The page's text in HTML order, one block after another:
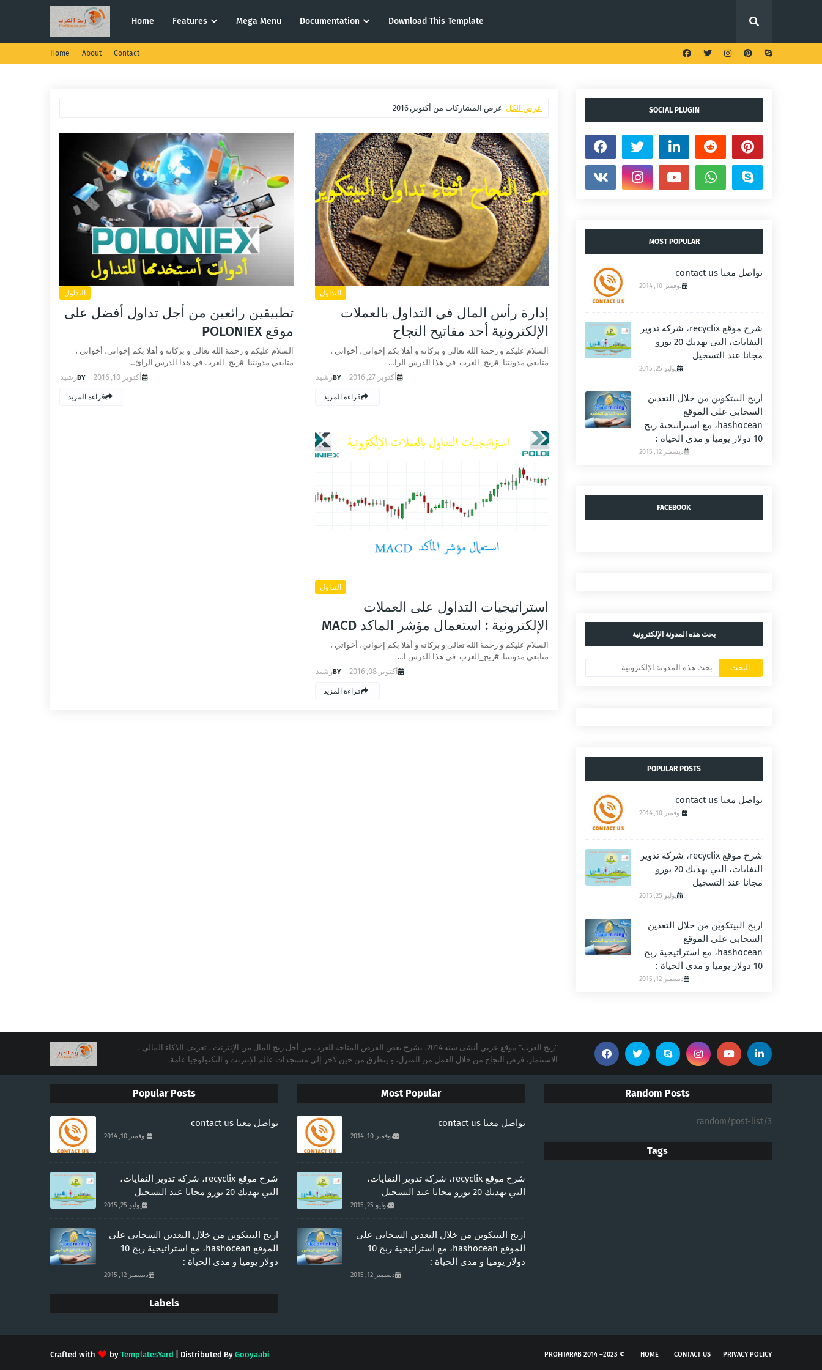
Home Features Mega Menu Documentation Download This Template
Home About Contact
عرض المشاركات من أكتوبر, 2016 عرض الكل
التداول
إدارة رأس المال في التداول بالعملات
الإلكترونية أحد مفاتيح النجاح
السلام عليكم و رحمة الله تعالى و بركاته و أهلا بكم إخواني، أخواتي ،
متابعي مدونتنا #ربح_العرب في هذا الدرس الرا…
رشيد
أكتوبر 27, 2016
قراءة المزيد
التداول
تطبيقين رائعين من أجل تداول أفضل على
موقع POLONIEX
السلام عليكم و رحمة الله تعالى و بركاته و أهلا بكم إخواني، أخواتي ،
متابعي مدونتنا #ربح_العرب في هذا الدرس الرائ…
رشيد
أكتوبر 10, 2016
قراءة المزيد
التداول
استراتيجيات التداول على العملات
الإلكترونية : استعمال مؤشر الماكد MACD
السلام عليكم و رحمة الله تعالى و بركاته و أهلا بكم إخواني، أخواتي ،
متابعي مدونتنا #ربح_العرب في هذا الدرس ا…
رشيد
أكتوبر 08, 2016
قراءة المزيد
SOCIAL PLUGIN
MOST POPULAR
تواصل معنا contact us
نوفمبر 10, 2014
شرح موقع recyclix، شركة تدوير
النفايات، التي تهديك 20 يورو
مجانا عند التسجيل
يوليو 25, 2015
اربح البيتكوين من خلال التعدين
السحابي على الموقع
hashocean، مع استراتيجية ربح
10 دولار يوميا و مدى الحياة :
ديسمبر 12, 2015
FACEBOOK
بحث هذه المدونة الإلكترونية
POPULAR POSTS
تواصل معنا contact us
نوفمبر 10, 2014
شرح موقع recyclix، شركة تدوير
النفايات، التي تهديك 20 يورو
مجانا عند التسجيل
يوليو 25, 2015
اربح البيتكوين من خلال التعدين
السحابي على الموقع
hashocean، مع استراتيجية ربح
10 دولار يوميا و مدى الحياة :
ديسمبر 12, 2015
"ربح العرب" موقع عربي أنشى سنة 2014، يشرح بعض الفرص المتاحة للعرب من أجل ربح المال من الإنترنت ، تعريف الذكاء المالي ،
الاستثمار، فرص النجاح من خلال العمل من المنزل، و يتطرق من حين لآخر إلى مستجدات عالم الإنترنت و التكنولوجيا عامة.
Random Posts
3/random/post-list
Tags
Most Popular
تواصل معنا contact us
نوفمبر 10, 2014
شرح موقع recyclix، شركة تدوير النفايات،
التي تهديك 20 يورو مجانا عند التسجيل
يوليو 25, 2015
اربح البيتكوين من خلال التعدين السحابي على
الموقع hashocean، مع استراتيجية ربح 10
دولار يوميا و مدى الحياة :
ديسمبر 12, 2015
Popular Posts
تواصل معنا contact us
نوفمبر 10, 2014
شرح موقع recyclix، شركة تدوير النفايات،
التي تهديك 20 يورو مجانا عند التسجيل
يوليو 25, 2015
اربح البيتكوين من خلال التعدين السحابي على
الموقع hashocean، مع استراتيجية ربح 10
دولار يوميا و مدى الحياة :
ديسمبر 12, 2015
Labels
© 2023– 2014 PROFITARAB HOME CONTACT US PRIVACY POLICY
Crafted with by TemplatesYard | Distributed By Gooyaabi